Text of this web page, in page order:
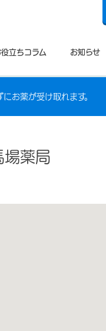
役立ちコラム お知らせ
お薬が受け取れます。
薬局